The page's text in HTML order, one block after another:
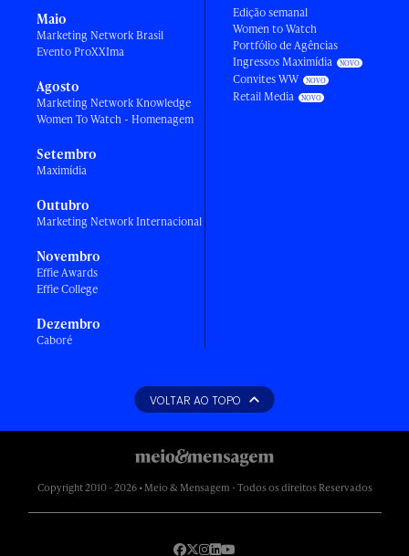
Maio
Marketing Network Brasil
Evento ProXXIma
Agosto
Marketing Network Knowledge
Women To Watch - Homenagem
Setembro
Maximídia
Outubro
Marketing Network Internacional
Novembro
Effie Awards
Effie College
Dezembro
Caboré
Edição semanal
Women to Watch
Portfólio de Agências
Ingressos Maximídia
Convites WW
Retail Media
VOLTAR AO TOPO
Copyright 2010 - 2026 • Meio & Mensagem - Todos os direitos Reservados